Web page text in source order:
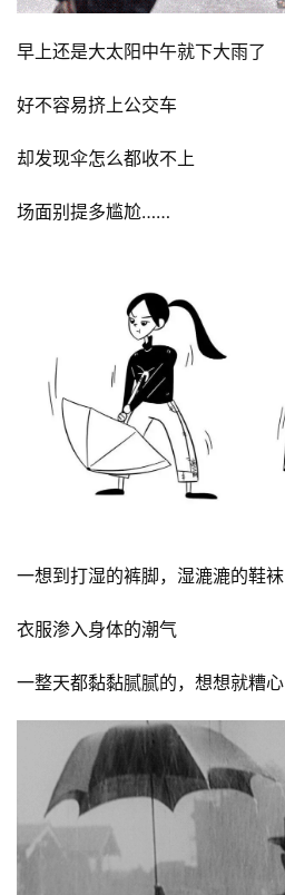
早上还是大太阳中午就下大雨了
好不容易挤上公交车
却发现伞怎么都收不上
场面别提多尴尬……
一想到打湿的裤脚，湿漉漉的鞋袜
衣服渗入身体的潮气
一整天都黏黏腻腻的，想想就糟心